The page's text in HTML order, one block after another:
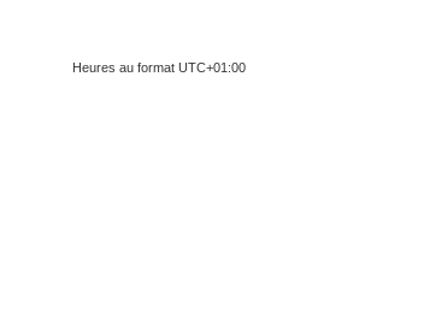
Heures au format UTC+01:00